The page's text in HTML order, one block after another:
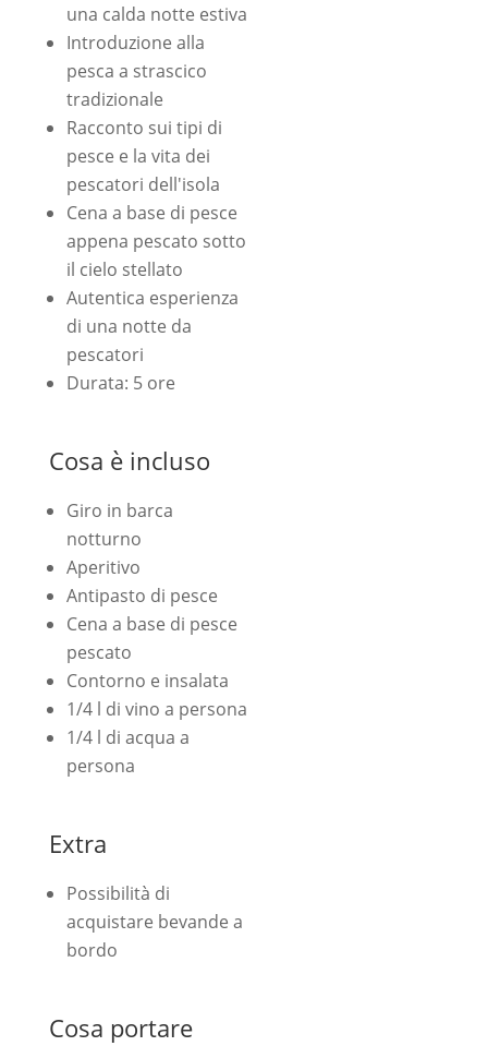
una calda notte estiva
Introduzione alla
pesca a strascico
tradizionale
Racconto sui tipi di
pesce e la vita dei
pescatori dell'isola
Cena a base di pesce
appena pescato sotto
il cielo stellato
Autentica esperienza
di una notte da
pescatori
Durata: 5 ore
Cosa è incluso
Giro in barca
notturno
Aperitivo
Antipasto di pesce
Cena a base di pesce
pescato
Contorno e insalata
1/4 l di vino a persona
1/4 l di acqua a
persona
Extra
Possibilità di
acquistare bevande a
bordo
Cosa portare